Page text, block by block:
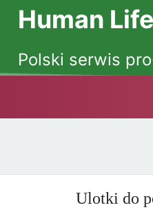
Human
Polski serwis
Ulotki do